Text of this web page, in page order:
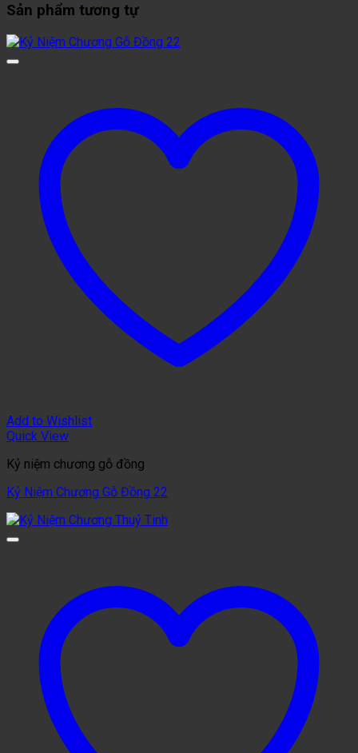
Sản phẩm tương tự
Add to Wishlist
Quick View
Kỷ niệm chương gỗ đồng
Kỷ Niệm Chương Gỗ Đồng 22